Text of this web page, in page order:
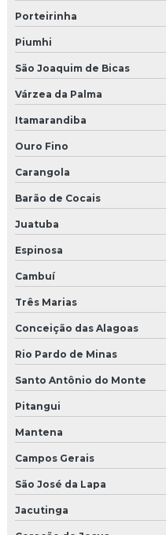
Porteirinha
Piumhi
São Joaquim de Bicas
Várzea da Palma
Itamarandiba
Ouro Fino
Carangola
Barão de Cocais
Juatuba
Espinosa
Cambuí
Três Marias
Conceição das Alagoas
Rio Pardo de Minas
Santo Antônio do Monte
Pitangui
Mantena
Campos Gerais
São José da Lapa
Jacutinga